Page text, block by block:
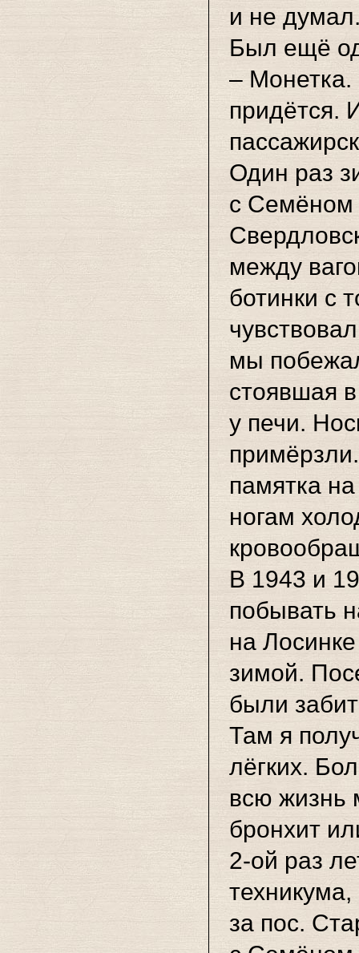
и не
Был ещё
– Монетка.
придётся.
Один раз
с Семёном
между
ботинки с
мы
стоявшая
у печи.
памятка
ногам
В 1943 и
побывать
на
зимой.
были
Там я
лёгких.
всю жизнь
бронхит
2-ой раз
за пос.